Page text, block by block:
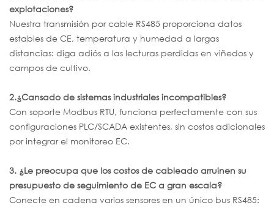
explotaciones?
Nuestra transmisión por cable RS485 proporciona datos
estables de CE, temperatura y humedad a largas
distancias: diga adiós a las lecturas perdidas en viñedos y
campos de cultivo.
2.¿Cansado de sistemas industriales incompatibles?
Con soporte Modbus RTU, funciona perfectamente con sus
configuraciones PLC/SCADA existentes, sin costos adicionales
por integrar el monitoreo EC.
3. ¿Le preocupa que los costos de cableado arruinen su
presupuesto de seguimiento de EC a gran escala?
Conecte en cadena varios sensores en un único bus RS485: